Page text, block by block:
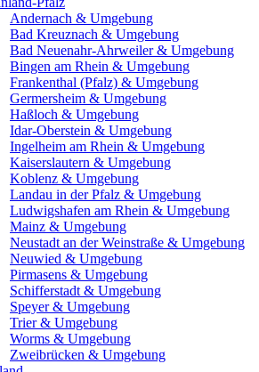
Andernach & Umgebung
Bad Kreuznach & Umgebung
Bad Neuenahr-Ahrweiler & Umgebung
Bingen am Rhein & Umgebung
Frankenthal (Pfalz) & Umgebung
Germersheim & Umgebung
Haßloch & Umgebung
Idar-Oberstein & Umgebung
Ingelheim am Rhein & Umgebung
Kaiserslautern & Umgebung
Koblenz & Umgebung
Landau in der Pfalz & Umgebung
Ludwigshafen am Rhein & Umgebung
Mainz & Umgebung
Neustadt an der Weinstraße & Umgebung
Neuwied & Umgebung
Pirmasens & Umgebung
Schifferstadt & Umgebung
Speyer & Umgebung
Trier & Umgebung
Worms & Umgebung
Zweibrücken & Umgebung